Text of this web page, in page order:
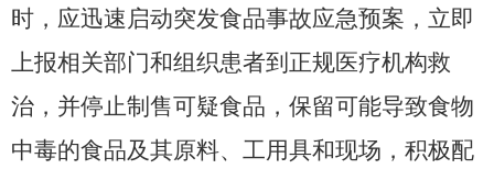
时，应迅速启动突发食品事故应急预案，立即
上报相关部门和组织患者到正规医疗机构救
治，并停止制售可疑食品，保留可能导致食物
中毒的食品及其原料、工用具和现场，积极配